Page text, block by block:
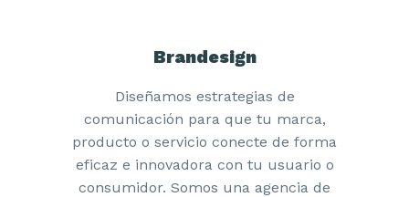
Brandesign
Diseñamos estrategias de
comunicación para que tu marca,
producto o servicio conecte de forma
eficaz e innovadora con tu usuario o
consumidor. Somos una agencia de